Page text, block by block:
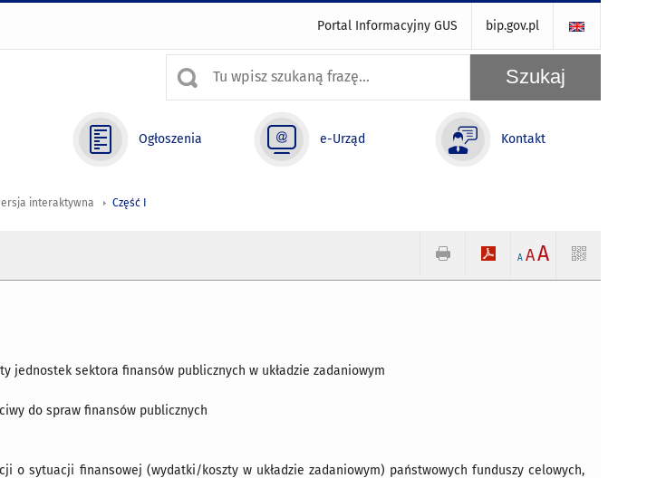
Portal Informacyjny GUS bip.gov.pl
Ogłoszenia e-Urząd Kontakt
interaktywna Część I
A AA
jednostek sektora finansów publicznych w układzie zadaniowym
do spraw finansów publicznych
o sytuacji finansowej (wydatki/koszty w układzie zadaniowym) państwowych funduszy celowych,